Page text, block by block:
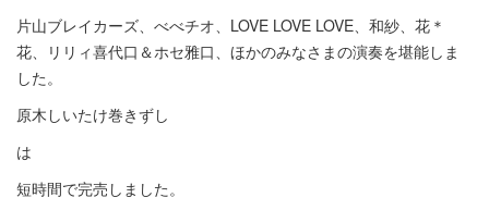
片山ブレイカーズ、べべチオ、LOVE LOVE LOVE、和紗、花＊
花、リリィ喜代口＆ホセ雅口、ほかのみなさまの演奏を堪能しま
した。
原木しいたけ巻きずし
は
短時間で完売しました。